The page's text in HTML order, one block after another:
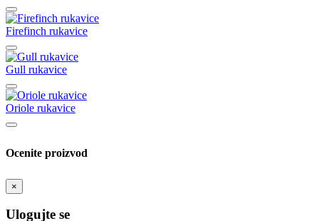
Firefinch rukavice
Gull rukavice
Oriole rukavice
Ocenite proizvod
×
Ulogujte se